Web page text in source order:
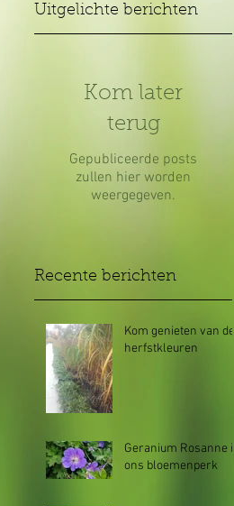
Uitgelichte berichten
Kom later
terug
Gepubliceerde posts
zullen hier worden
weergegeven.
Recente berichten
Kom genieten van de
herfstkleuren
Geranium Rosanne in
ons bloemenperk